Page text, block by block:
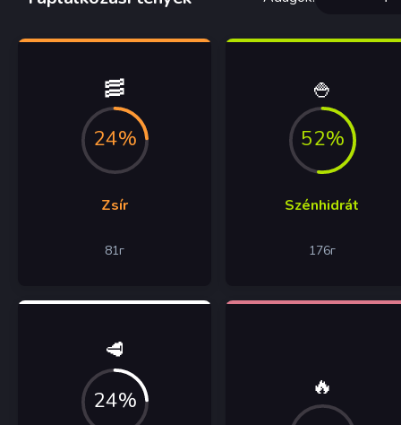
🥓
24%
Zsír
81г
🍚
52%
Szénhidrát
176г
🥩
24% 🔥